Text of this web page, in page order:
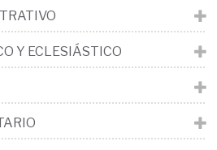
Y ECLESIÁSTICO